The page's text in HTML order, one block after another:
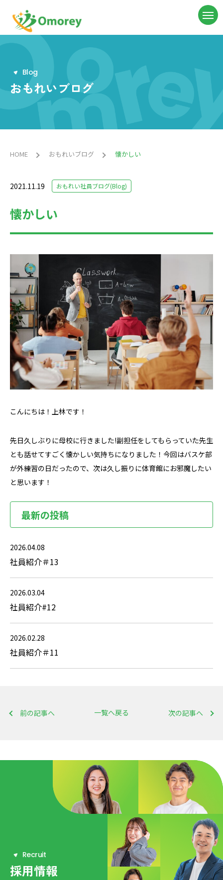
Blog
おもれいブログ
HOME おもれいブログ 懐かしい
2021.11.19 おもれい社員ブログ(Blog)
懐かしい
こんにちは！上林です！
先日久しぶりに母校に行きました!副担任をしてもらっていた先生
とも話せてすごく懐かしい気持ちになりました！今回はバスケ部
が外練習の日だったので、次は久し振りに体育館にお邪魔したい
と思います！
最新の投稿
2026.04.08
社員紹介＃13
2026.03.04
社員紹介#12
2026.02.28
社員紹介＃11
前の記事へ 次の記事へ
一覧へ戻る
Recruit
採用情報